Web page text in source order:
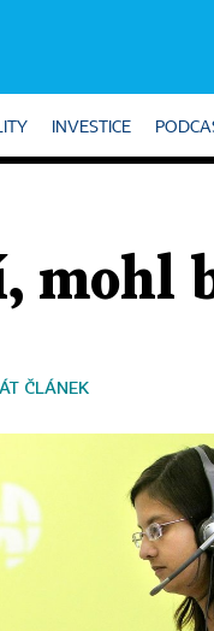
INVESTICE
mohl
ČLÁNEK